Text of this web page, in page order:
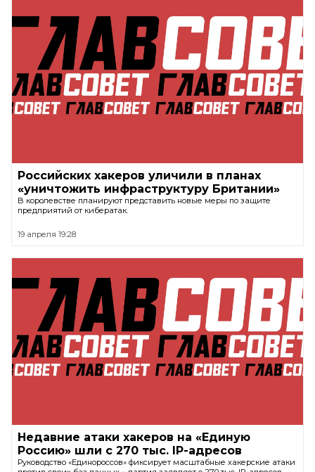
Российских хакеров уличили в планах
«уничтожить инфраструктуру Британии»
В королевстве планируют представить новые меры по защите
предприятий от кибератак.
19 апреля 19:28
Недавние атаки хакеров на «Единую
Россию» шли с 270 тыс. IP-адресов
Руководство «Единороссов» фиксирует масштабные хакерские атаки